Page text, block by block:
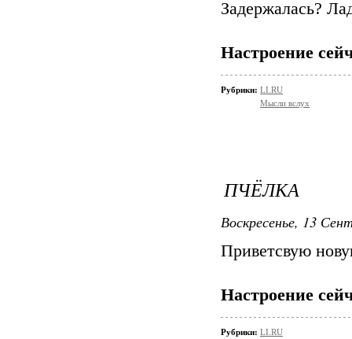
Задержалась?
Настроение
Рубрики: LI.RU
Мысли вслух
ПЧЁЛКА
Воскресенье, 13
Приветсвую
Настроение
Рубрики: LI.RU